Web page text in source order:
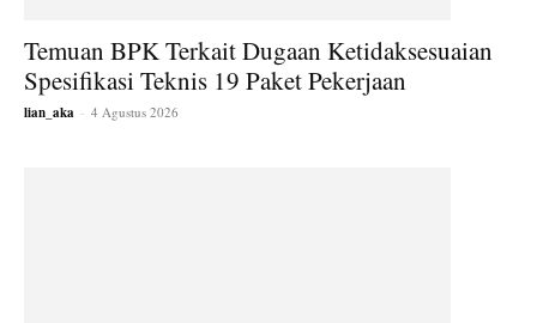
Temuan BPK Terkait Dugaan Ketidaksesuaian
Spesifikasi Teknis 19 Paket Pekerjaan
lian_aka - 4 Agustus 2026